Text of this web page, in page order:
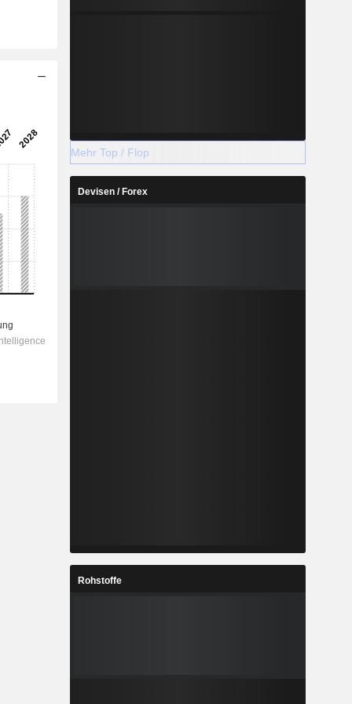
Mehr Top / Flop
Devisen / Forex
Rohstoffe